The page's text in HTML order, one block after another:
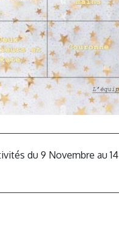
du 9 Novembre au 14